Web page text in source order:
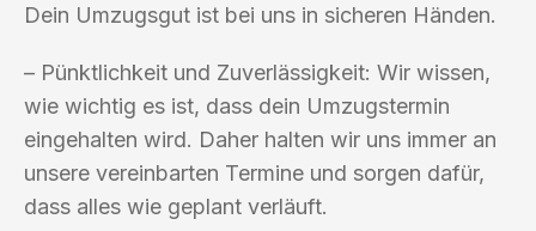
Dein Umzugsgut ist bei uns in sicheren Händen.
– Pünktlichkeit und Zuverlässigkeit: Wir wissen,
wie wichtig es ist, dass dein Umzugstermin
eingehalten wird. Daher halten wir uns immer an
unsere vereinbarten Termine und sorgen dafür,
dass alles wie geplant verläuft.